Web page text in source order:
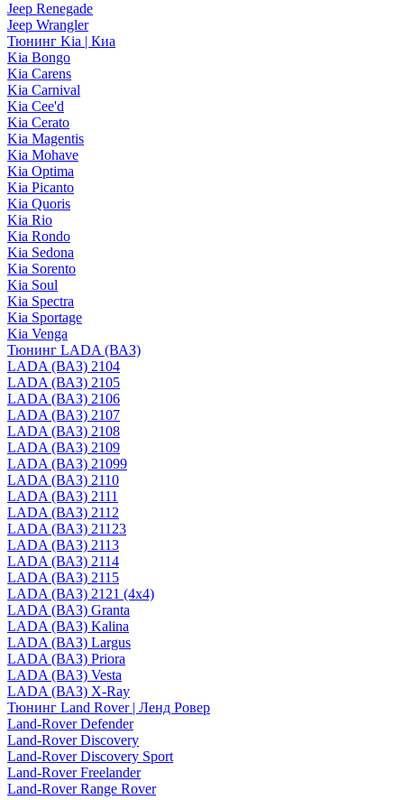
Jeep Renegade
Jeep Wrangler
Тюнинг Kia | Киа
Kia Bongo
Kia Carens
Kia Carnival
Kia Cee'd
Kia Cerato
Kia Magentis
Kia Mohave
Kia Optima
Kia Picanto
Kia Quoris
Kia Rio
Kia Rondo
Kia Sedona
Kia Sorento
Kia Soul
Kia Spectra
Kia Sportage
Kia Venga
Тюнинг LADA (ВАЗ)
LADA (ВАЗ) 2104
LADA (ВАЗ) 2105
LADA (ВАЗ) 2106
LADA (ВАЗ) 2107
LADA (ВАЗ) 2108
LADA (ВАЗ) 2109
LADA (ВАЗ) 21099
LADA (ВАЗ) 2110
LADA (ВАЗ) 2111
LADA (ВАЗ) 2112
LADA (ВАЗ) 21123
LADA (ВАЗ) 2113
LADA (ВАЗ) 2114
LADA (ВАЗ) 2115
LADA (ВАЗ) 2121 (4x4)
LADA (ВАЗ) Granta
LADA (ВАЗ) Kalina
LADA (ВАЗ) Largus
LADA (ВАЗ) Priora
LADA (ВАЗ) Vesta
LADA (ВАЗ) X-Ray
Тюнинг Land Rover | Ленд Ровер
Land-Rover Defender
Land-Rover Discovery
Land-Rover Discovery Sport
Land-Rover Freelander
Land-Rover Range Rover